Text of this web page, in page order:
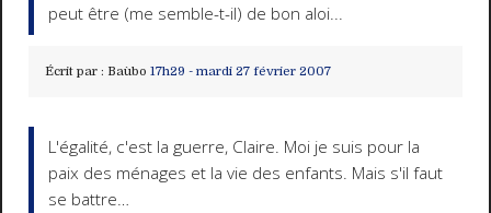
peut être (me semble-t-il) de bon aloi...
Écrit par : Baùbo 17h29 - mardi 27 février 2007
L'égalité, c'est la guerre, Claire. Moi je suis pour la
paix des ménages et la vie des enfants. Mais s'il faut
se battre…